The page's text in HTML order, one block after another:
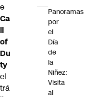
e
Ca
ll
of
Du
ty
el
trá
Panoramas
por
el
Día
de
la
Niñez:
Visita
al